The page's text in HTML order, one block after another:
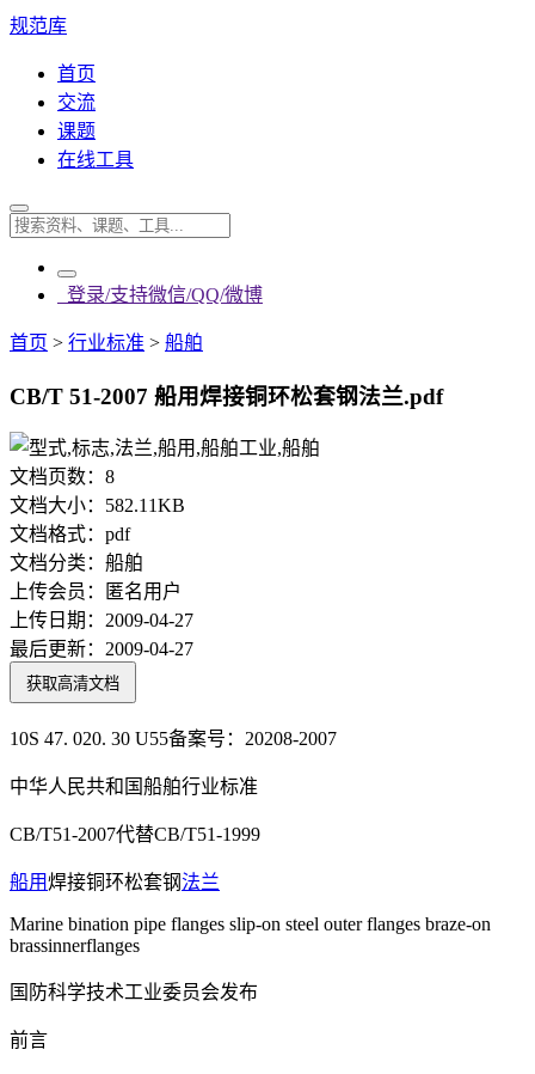
规范库
首页
交流
课题
在线工具
登录/支持微信/QQ/微博
首页 > 行业标准 > 船舶
CB/T 51-2007 船用焊接铜环松套钢法兰.pdf
文档页数： 8
文档大小： 582.11KB
文档格式： pdf
文档分类： 船舶
上传会员：
匿名用户
上传日期： 2009-04-27
最后更新： 2009-04-27
获取高清文档
10S 47. 020. 30 U55备案号：20208-2007
中华人民共和国船舶行业标准
CB/T51-2007代替CB/T51-1999
船用焊接铜环松套钢法兰
Marine bination pipe flanges slip-on steel outer flanges braze-on
brassinnerflanges
国防科学技术工业委员会发布
前言